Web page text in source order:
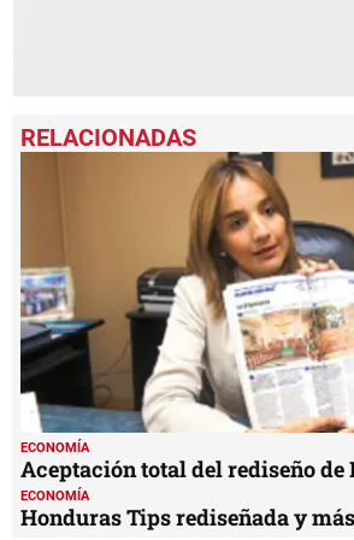
ECONOMÍA
Aceptación total del rediseño de
ECONOMÍA
Honduras Tips rediseñada y